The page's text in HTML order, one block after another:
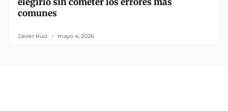
comunes
Javier Ruiz mayo 4, 2026